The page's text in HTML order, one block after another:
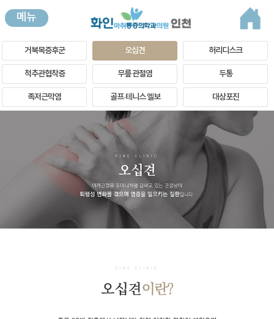
메뉴
거북목증후군 오십견 허리디스크
척추관협착증 무릎 관절염 두통
족저근막염 골프·테니스 엘보 대상포진